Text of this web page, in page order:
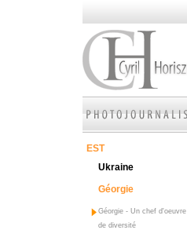
EST
Ukraine
Géorgie
Géorgie - Un chef d'oeuvre
de diversité